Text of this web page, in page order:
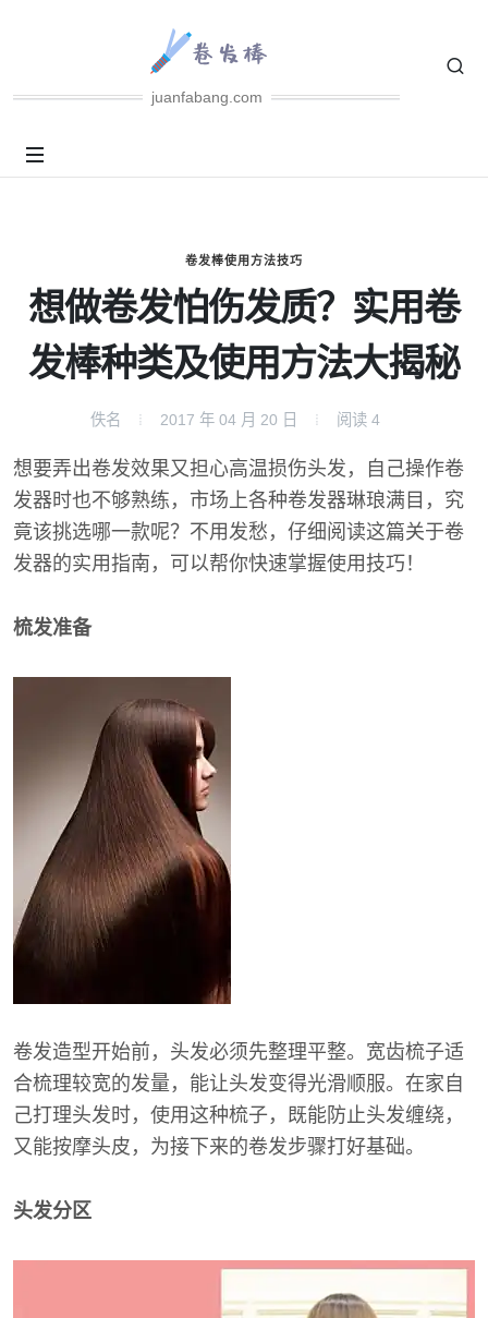
juanfabang.com
卷发棒使用方法技巧
想做卷发怕伤发质？实用卷
发棒种类及使用方法大揭秘
佚名 2017 年 04 月 20 日 阅读 4
想要弄出卷发效果又担心高温损伤头发，自己操作卷
发器时也不够熟练，市场上各种卷发器琳琅满目，究
竟该挑选哪一款呢？不用发愁，仔细阅读这篇关于卷
发器的实用指南，可以帮你快速掌握使用技巧！
梳发准备
卷发造型开始前，头发必须先整理平整。宽齿梳子适
合梳理较宽的发量，能让头发变得光滑顺服。在家自
己打理头发时，使用这种梳子，既能防止头发缠绕，
又能按摩头皮，为接下来的卷发步骤打好基础。
头发分区